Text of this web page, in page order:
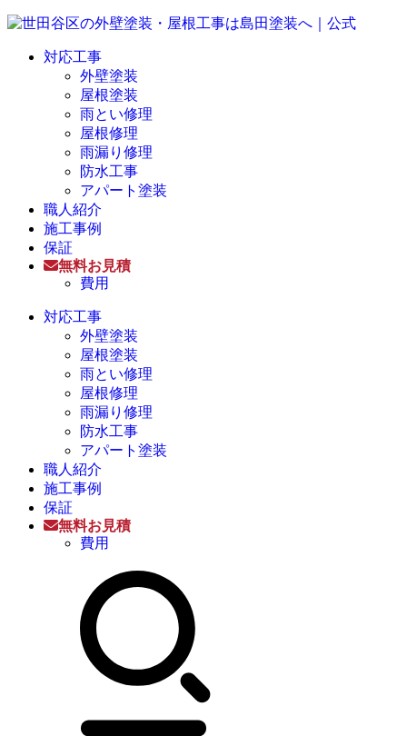
対応工事
外壁塗装
屋根塗装
雨とい修理
屋根修理
雨漏り修理
防水工事
アパート塗装
職人紹介
施工事例
保証
無料お見積
費用
対応工事
外壁塗装
屋根塗装
雨とい修理
屋根修理
雨漏り修理
防水工事
アパート塗装
職人紹介
施工事例
保証
無料お見積
費用